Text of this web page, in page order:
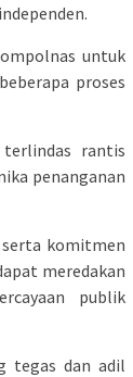
untuk
proses
rantis
penanganan
komitmen
meredakan
publik
tegas dan adil